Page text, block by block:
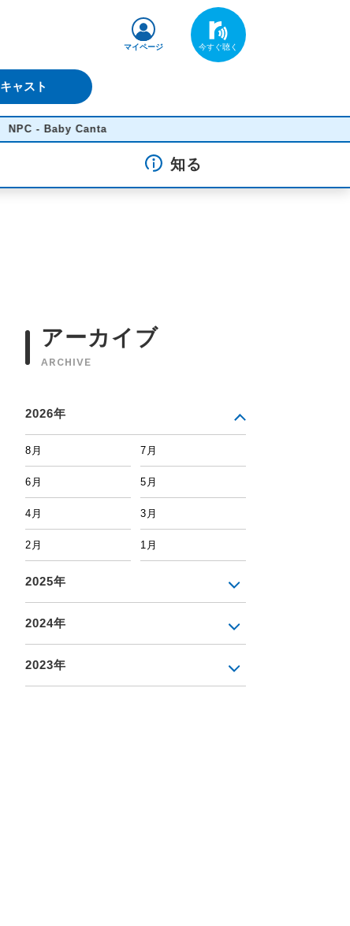
ャスト
マイページ
Canta
知る
アーカイブ
ARCHIVE
2026年
8月 7月
6月 5月
4月 3月
2月 1月
2025年
2024年
2023年